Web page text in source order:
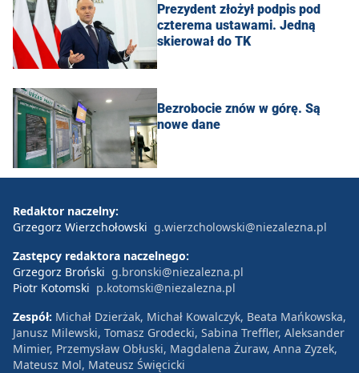
Prezydent złożył podpis pod
czterema ustawami. Jedną
skierował do TK
Bezrobocie znów w górę. Są
nowe dane
Redaktor naczelny:
Grzegorz Wierzchołowski g.wierzcholowski@niezalezna.pl
Zastępcy redaktora naczelnego:
Grzegorz Broński g.bronski@niezalezna.pl
Piotr Kotomski p.kotomski@niezalezna.pl
Zespół: Michał Dzierżak, Michał Kowalczyk, Beata Mańkowska,
Janusz Milewski, Tomasz Grodecki, Sabina Treffler, Aleksander
Mimier, Przemysław Obłuski, Magdalena Żuraw, Anna Zyzek,
Mateusz Mol, Mateusz Święcicki